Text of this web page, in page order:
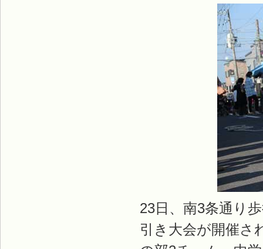
23日、南3条通り
引き大会が開催さ